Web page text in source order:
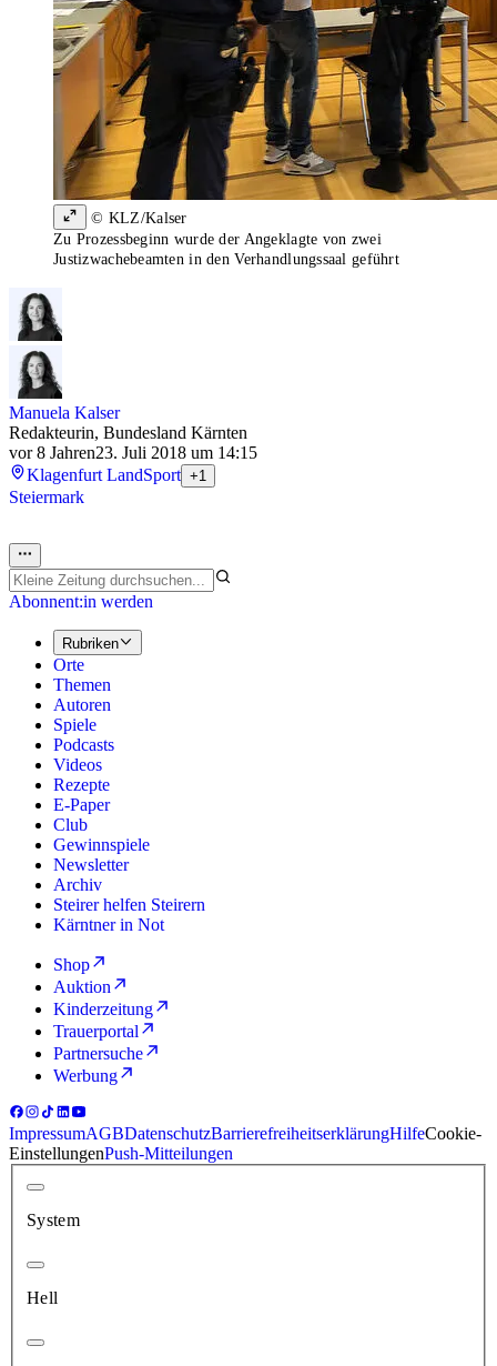
© KLZ/Kalser
Zu Prozessbeginn wurde der Angeklagte von zwei
Justizwachebeamten in den Verhandlungssaal geführt
Manuela Kalser
Redakteurin, Bundesland Kärnten
vor 8 Jahren23. Juli 2018 um 14:15
Klagenfurt LandSport +1
Steiermark
Abonnent:in werden
Rubriken
Orte
Themen
Autoren
Spiele
Podcasts
Videos
Rezepte
E-Paper
Club
Gewinnspiele
Newsletter
Archiv
Steirer helfen Steirern
Kärntner in Not
Shop
Auktion
Kinderzeitung
Trauerportal
Partnersuche
Werbung
ImpressumAGBDatenschutzBarrierefreiheitserklärungHilfeCookie-
EinstellungenPush-Mitteilungen
System
Hell